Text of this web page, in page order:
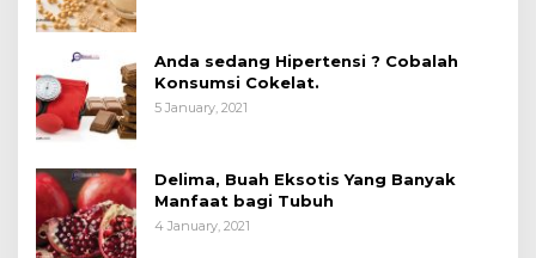
Anda sedang Hipertensi ? Cobalah
Konsumsi Cokelat.
5 January, 2021
Delima, Buah Eksotis Yang Banyak
Manfaat bagi Tubuh
4 January, 2021